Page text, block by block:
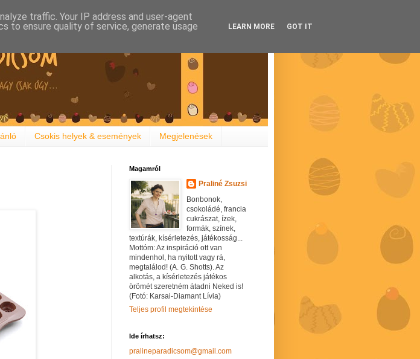
Csokis helyek & események Megjelenések
Magamról
Praliné Zsuzsi
Bonbonok,
csokoládé, francia
cukrászat, ízek,
formák, színek,
textúrák, kísérletezés, játékosság...
Mottóm: Az inspiráció ott van
mindenhol, ha nyitott vagy rá,
megtalálod! (A. G. Shotts). Az
alkotás, a kísérletezés játékos
örömét szeretném átadni Neked is!
(Fotó: Karsai-Diamant Lívia)
Teljes profil megtekintése
Ide írhatsz:
pralineparadicsom@gmail.com
traffic. Your IP address and user-agent
to ensure quality of service, generate usage
LEARN MORE GOT IT